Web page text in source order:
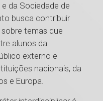
da Sociedade de
busca contribuir
temas que
alunos da
externo e
nacionais, da
e Europa.